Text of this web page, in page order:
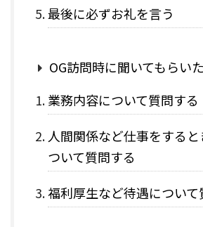
最後に必ずお礼を言う
OG訪問時に聞いてもらい
業務内容について質問する
人間関係など仕事をする
ついて質問する
福利厚生など待遇について